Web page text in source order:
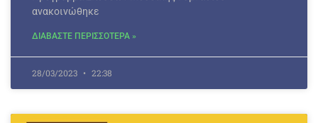
ανακοινώθηκε
ΔΙΑΒΑΣΤΕ ΠΕΡΙΣΣΟΤΕΡΑ »
28/03/2023 22:38